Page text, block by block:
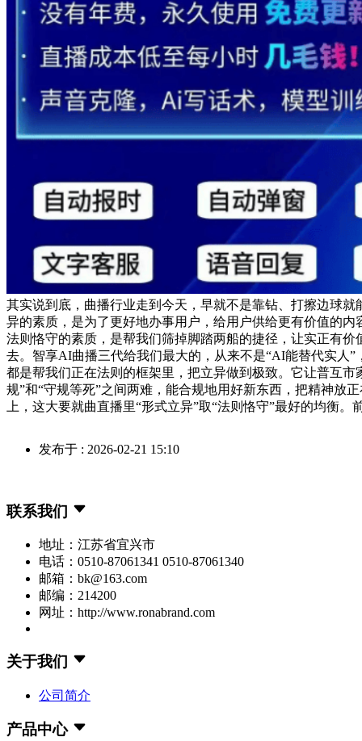
其实说到底，曲播行业走到今天，早就不是靠钻、打擦边球就
异的素质，是为了更好地办事用户，给用户供给更有价值的内
法则恪守的素质，是帮我们筛掉脚踏两船的捷径，让实正有价
去。智享AI曲播三代给我们最大的，从来不是“AI能替代实人”
都是帮我们正在法则的框架里，把立异做到极致。它让普互市
规”和“守规等死”之间两难，能合规地用好新东西，把精神放
上，这大要就曲直播里“形式立异”取“法则恪守”最好的均衡。
发布于 : 2026-02-21 15:10
联系我们
地址：江苏省宜兴市
电话：0510-87061341 0510-87061340
邮箱：bk@163.com
邮编：214200
网址：http://www.ronabrand.com
关于我们
公司简介
产品中心